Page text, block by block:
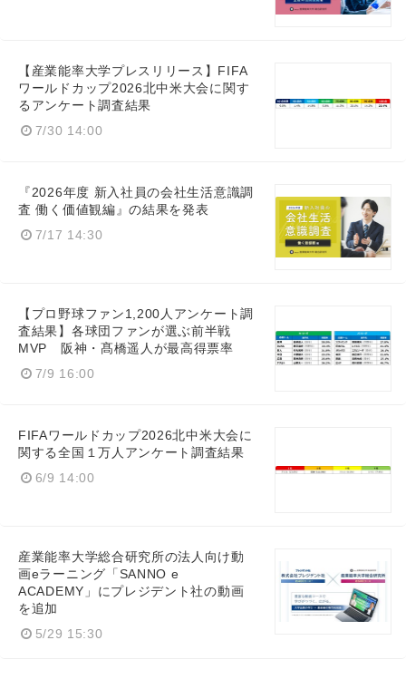
【産業能率大学プレスリリース】FIFA
ワールドカップ2026北中米大会に関す
るアンケート調査結果
7/30 14:00
『2026年度 新入社員の会社生活意識調
査 働く価値観編』の結果を発表
7/17 14:30
【プロ野球ファン1,200人アンケート調
査結果】各球団ファンが選ぶ前半戦
MVP 阪神・髙橋遥人が最高得票率
7/9 16:00
FIFAワールドカップ2026北中米大会に
関する全国１万人アンケート調査結果
6/9 14:00
産業能率大学総合研究所の法人向け動
画eラーニング「SANNO e
ACADEMY」にプレジデント社の動画
を追加
5/29 15:30